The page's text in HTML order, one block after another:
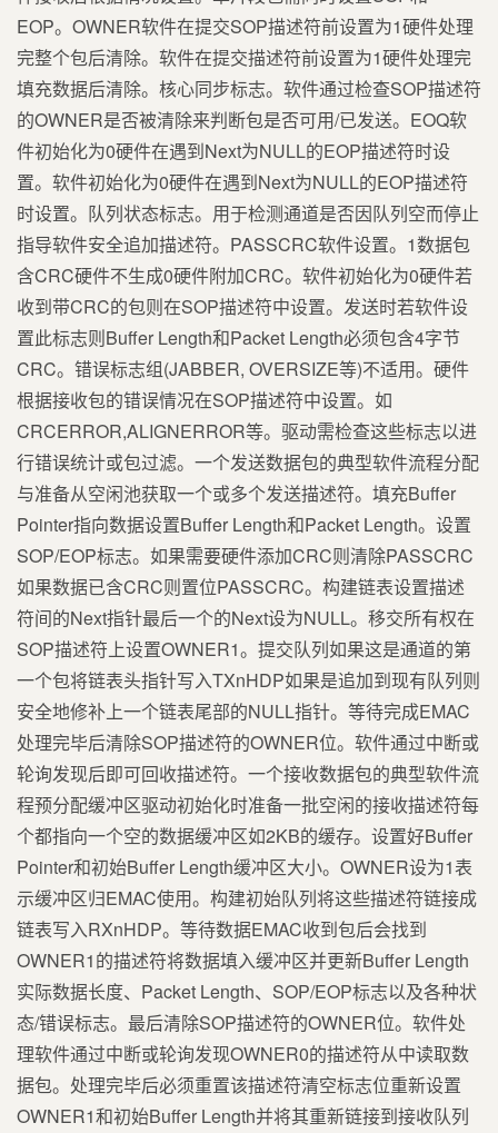
EOP。OWNER软件在提交SOP描述符前设置为1硬件处理
完整个包后清除。软件在提交描述符前设置为1硬件处理完
填充数据后清除。核心同步标志。软件通过检查SOP描述符
的OWNER是否被清除来判断包是否可用/已发送。EOQ软
件初始化为0硬件在遇到Next为NULL的EOP描述符时设
置。软件初始化为0硬件在遇到Next为NULL的EOP描述符
时设置。队列状态标志。用于检测通道是否因队列空而停止
指导软件安全追加描述符。PASSCRC软件设置。1数据包
含CRC硬件不生成0硬件附加CRC。软件初始化为0硬件若
收到带CRC的包则在SOP描述符中设置。发送时若软件设
置此标志则Buffer Length和Packet Length必须包含4字节
CRC。错误标志组(JABBER, OVERSIZE等)不适用。硬件
根据接收包的错误情况在SOP描述符中设置。如
CRCERROR,ALIGNERROR等。驱动需检查这些标志以进
行错误统计或包过滤。一个发送数据包的典型软件流程分配
与准备从空闲池获取一个或多个发送描述符。填充Buffer
Pointer指向数据设置Buffer Length和Packet Length。设置
SOP/EOP标志。如果需要硬件添加CRC则清除PASSCRC
如果数据已含CRC则置位PASSCRC。构建链表设置描述
符间的Next指针最后一个的Next设为NULL。移交所有权在
SOP描述符上设置OWNER1。提交队列如果这是通道的第
一个包将链表头指针写入TXnHDP如果是追加到现有队列则
安全地修补上一个链表尾部的NULL指针。等待完成EMAC
处理完毕后清除SOP描述符的OWNER位。软件通过中断或
轮询发现后即可回收描述符。一个接收数据包的典型软件流
程预分配缓冲区驱动初始化时准备一批空闲的接收描述符每
个都指向一个空的数据缓冲区如2KB的缓存。设置好Buffer
Pointer和初始Buffer Length缓冲区大小。OWNER设为1表
示缓冲区归EMAC使用。构建初始队列将这些描述符链接成
链表写入RXnHDP。等待数据EMAC收到包后会找到
OWNER1的描述符将数据填入缓冲区并更新Buffer Length
实际数据长度、Packet Length、SOP/EOP标志以及各种状
态/错误标志。最后清除SOP描述符的OWNER位。软件处
理软件通过中断或轮询发现OWNER0的描述符从中读取数
据包。处理完毕后必须重置该描述符清空标志位重新设置
OWNER1和初始Buffer Length并将其重新链接到接收队列